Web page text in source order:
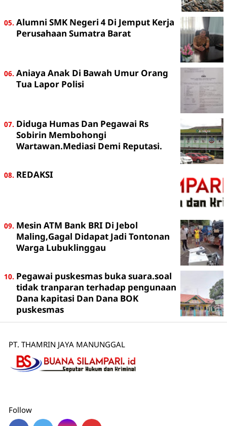
Alumni SMK Negeri 4 Di Jemput Kerja
Perusahaan Sumatra Barat
Aniaya Anak Di Bawah Umur Orang
Tua Lapor Polisi
Diduga Humas Dan Pegawai Rs
Sobirin Membohongi
Wartawan.Mediasi Demi Reputasi.
REDAKSI
Mesin ATM Bank BRI Di Jebol
Maling,Gagal Didapat Jadi Tontonan
Warga Lubuklinggau
Pegawai puskesmas buka suara.soal
tidak tranparan terhadap pengunaan
Dana kapitasi Dan Dana BOK
puskesmas
PT. THAMRIN JAYA MANUNGGAL
Follow